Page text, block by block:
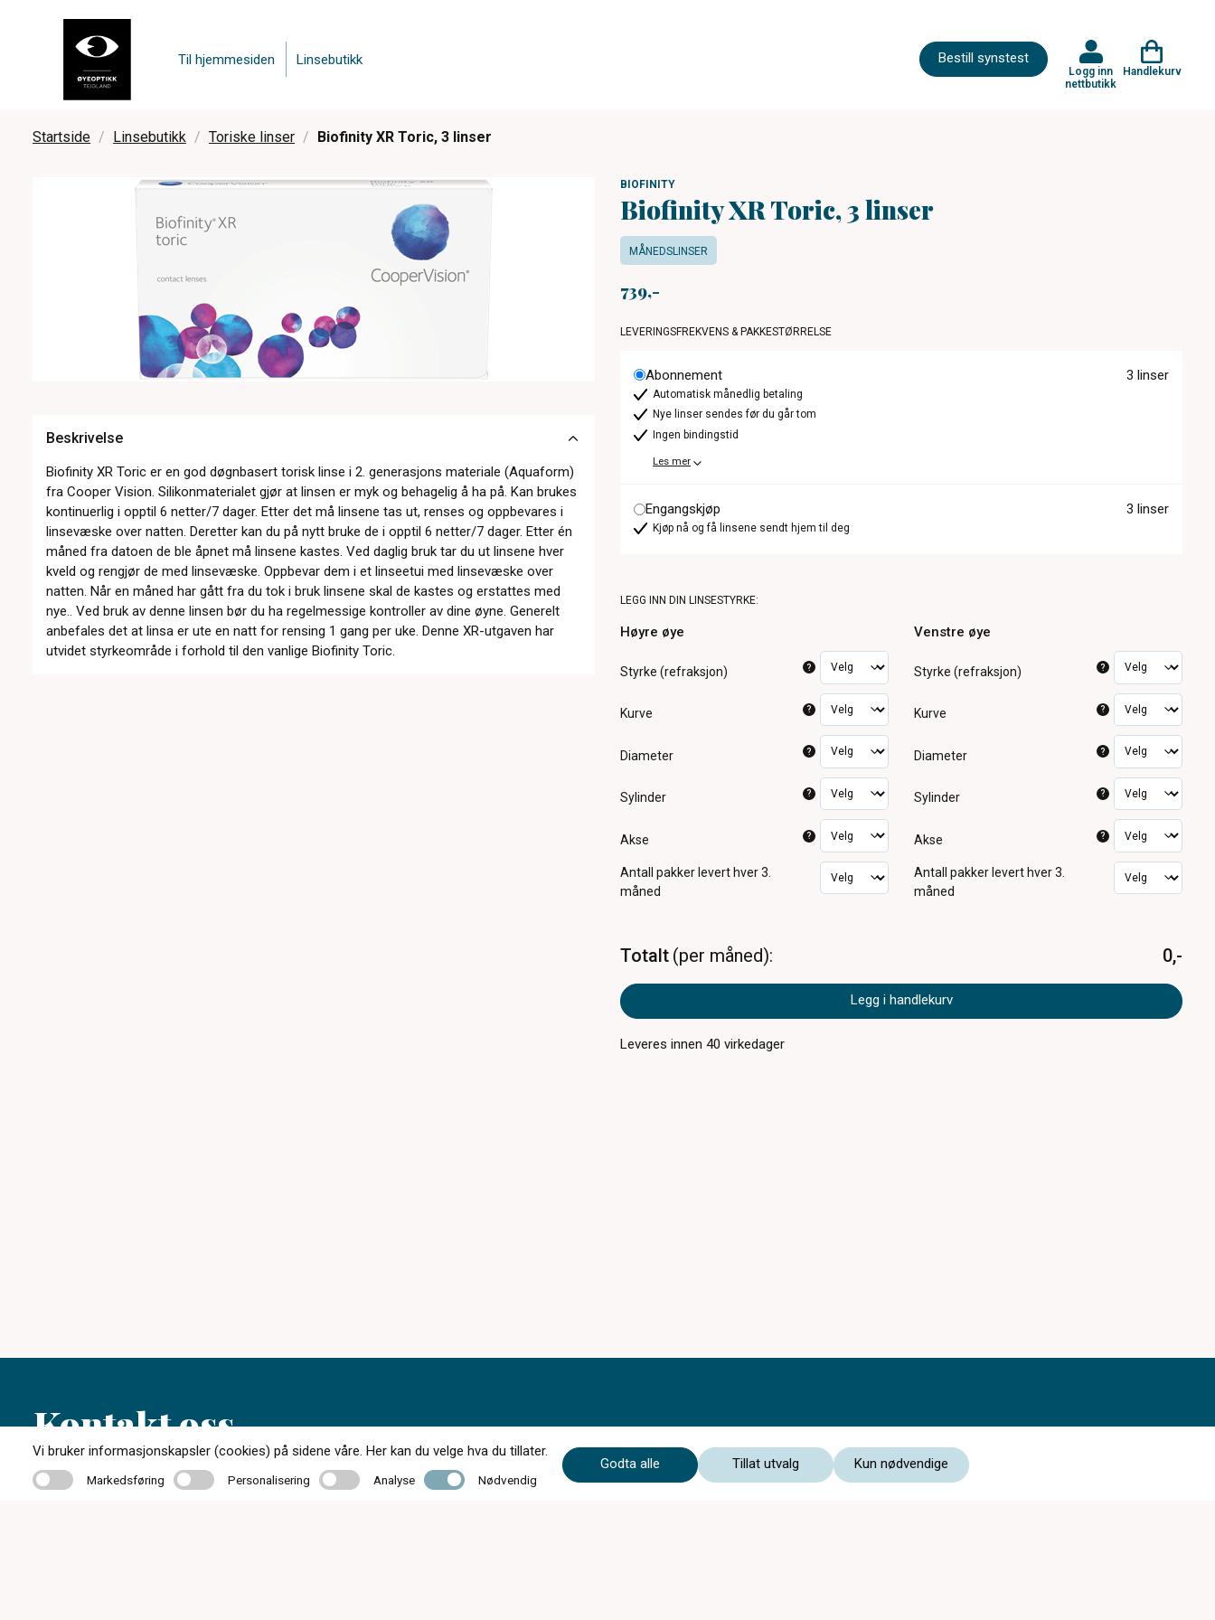
Bestill synstest
Til hjemmesiden Linsebutikk
Logg inn
nettbutikk
Handlekurv
Startside Linsebutikk Toriske linser Biofinity XR Toric, 3 linser
Beskrivelse
Biofinity XR Toric er en god døgnbasert torisk linse i 2. generasjons materiale (Aquaform)
fra Cooper Vision. Silikonmaterialet gjør at linsen er myk og behagelig å ha på. Kan brukes
kontinuerlig i opptil 6 netter/7 dager. Etter det må linsene tas ut, renses og oppbevares i
linsevæske over natten. Deretter kan du på nytt bruke de i opptil 6 netter/7 dager. Etter én
måned fra datoen de ble åpnet må linsene kastes. Ved daglig bruk tar du ut linsene hver
kveld og rengjør de med linsevæske. Oppbevar dem i et linseetui med linsevæske over
natten. Når en måned har gått fra du tok i bruk linsene skal de kastes og erstattes med
nye.. Ved bruk av denne linsen bør du ha regelmessige kontroller av dine øyne. Generelt
anbefales det at linsa er ute en natt for rensing 1 gang per uke. Denne XR-utgaven har
utvidet styrkeområde i forhold til den vanlige Biofinity Toric.
BIOFINITY
Biofinity XR Toric, 3 linser
MÅNEDSLINSER
739
LEVERINGSFREKVENS & PAKKESTØRRELSE
Abonnement 3 linser
Automatisk månedlig betaling
Nye linser sendes før du går tom
Ingen bindingstid
Les mer
Engangskjøp 3 linser
Kjøp nå og få linsene sendt hjem til deg
LEGG INN DIN LINSESTYRKE:
Høyre øye
Styrke (refraksjon) ?
Kurve ?
Diameter ?
Sylinder ?
Akse ?
Antall pakker levert hver 3.
måned
Venstre øye
Styrke (refraksjon) ?
Kurve ?
Diameter ?
Sylinder ?
Akse ?
Antall pakker levert hver 3.
måned
Totalt per måned 0,-
Legg i handlekurv
Leveres innen40 virkedager
Kontakt oss
55 33 89 80
Vi bruker informasjonskapsler (cookies) på sidene våre. Her kan du velge hva du tillater.
MarkedsføringMarkedsføring PersonaliseringPersonalisering Analyse Analyse Nødvendig Nødvendig
Godta alle Tillat utvalg Kun nødvendige